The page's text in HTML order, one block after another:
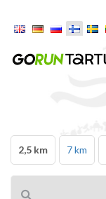
2,5 km 7 km